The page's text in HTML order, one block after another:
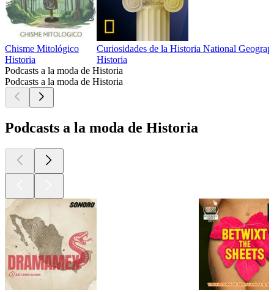
Chisme Mitológico
Historia
Curiosidades de la Historia National
Historia
Podcasts a la moda de Historia
Podcasts a la moda de Historia
Podcasts a la moda de Historia